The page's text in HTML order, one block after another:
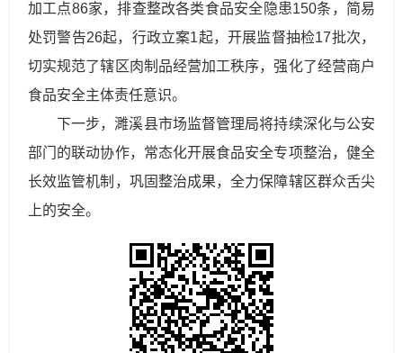
加工点86家，排查整改各类食品安全隐患150条，简易
处罚警告26起，行政立案1起，开展监督抽检17批次，
切实规范了辖区肉制品经营加工秩序，强化了经营商户
食品安全主体责任意识。
下一步，濉溪县市场监督管理局将持续深化与公安
部门的联动协作，常态化开展食品安全专项整治，健全
长效监管机制，巩固整治成果，全力保障辖区群众舌尖
上的安全。